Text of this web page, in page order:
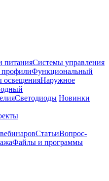
питанияСистемы управления
Функциональный
освещенияНаружное
Светодиоды Новинки
СтатьиВопрос-
Файлы и программы